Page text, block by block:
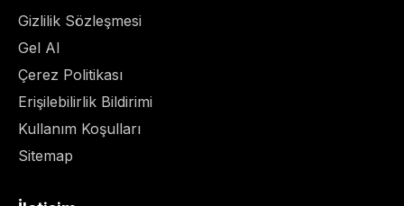
Gizlilik Sözleşmesi
Gel Al
Çerez Politikası
Erişilebilirlik Bildirimi
Kullanım Koşulları
Sitemap